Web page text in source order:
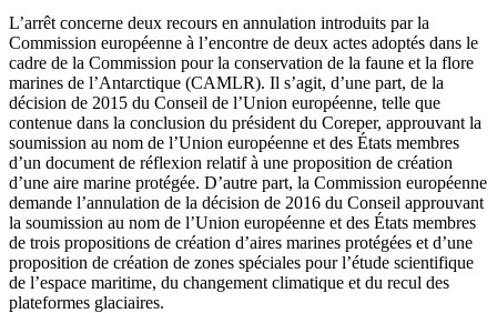
L’arrêt concerne deux recours en annulation introduits par la
Commission européenne à l’encontre de deux actes adoptés dans le
cadre de la Commission pour la conservation de la faune et la flore
marines de l’Antarctique (CAMLR). Il s’agit, d’une part, de la
décision de 2015 du Conseil de l’Union européenne, telle que
contenue dans la conclusion du président du Coreper, approuvant la
soumission au nom de l’Union européenne et des États membres
d’un document de réflexion relatif à une proposition de création
d’une aire marine protégée. D’autre part, la Commission européenne
demande l’annulation de la décision de 2016 du Conseil approuvant
la soumission au nom de l’Union européenne et des États membres
de trois propositions de création d’aires marines protégées et d’une
proposition de création de zones spéciales pour l’étude scientifique
de l’espace maritime, du changement climatique et du recul des
plateformes glaciaires.